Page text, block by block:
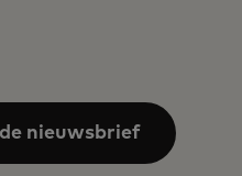
nieuwsbrief